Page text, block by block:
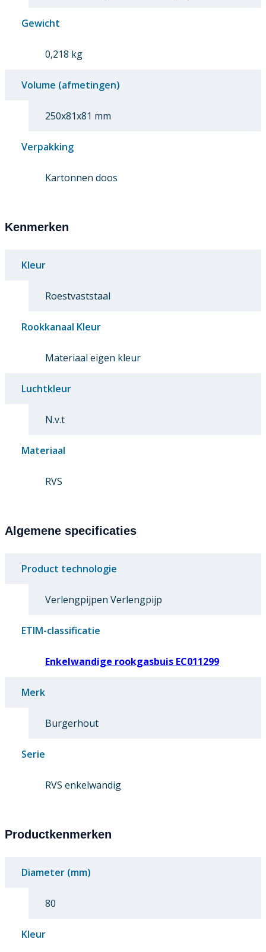
Gewicht
0,218 kg
Volume (afmetingen)
250x81x81 mm
Verpakking
Kartonnen doos
Kenmerken
Kleur
Roestvaststaal
Rookkanaal Kleur
Materiaal eigen kleur
Luchtkleur
N.v.t
Materiaal
RVS
Algemene specificaties
Product technologie
Verlengpijpen Verlengpijp
ETIM-classificatie
Enkelwandige rookgasbuis EC011299
Merk
Burgerhout
Serie
RVS enkelwandig
Productkenmerken
Diameter (mm)
80
Kleur